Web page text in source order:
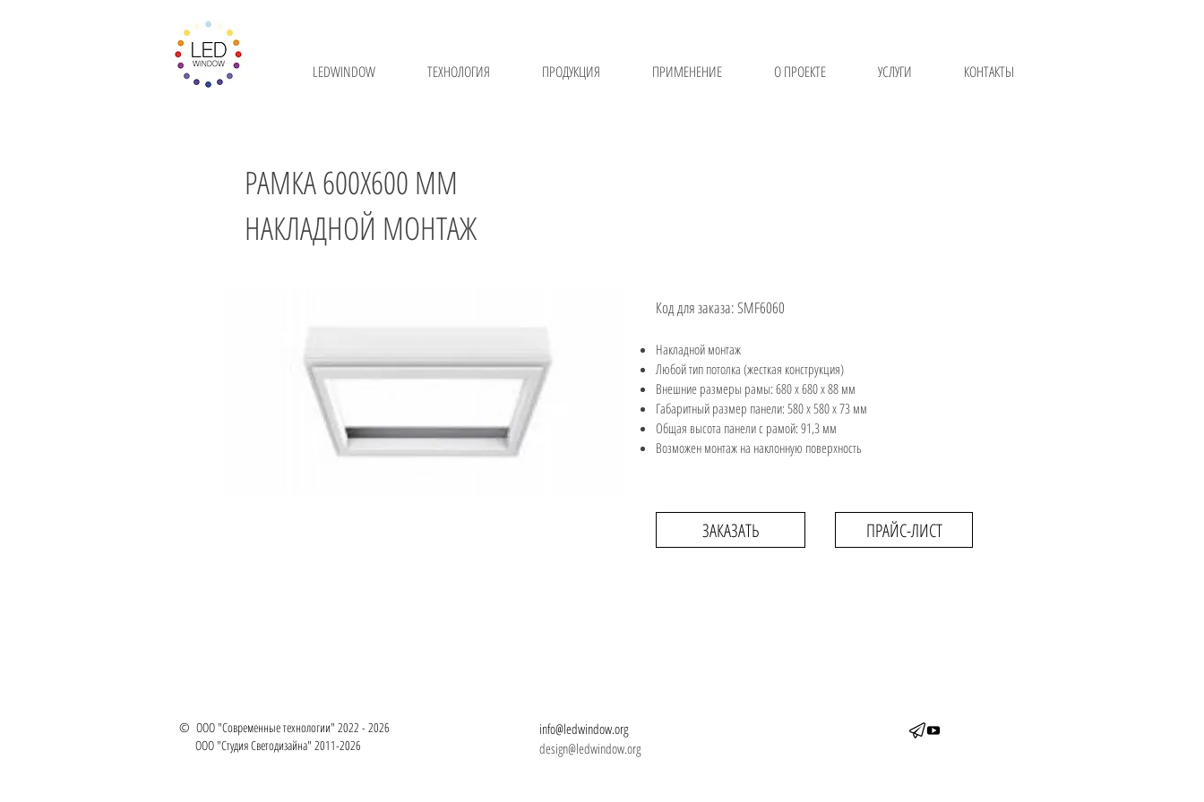
LEDWINDOW ТЕХНОЛОГИЯ ПРОДУКЦИЯ ПРИМЕНЕНИЕ О ПРОЕКТЕ УСЛУГИ КОНТАКТЫ
РАМКА 600Х600 ММ
НАКЛАДНОЙ МОНТАЖ
Код для заказа: SMF6060
Накладной монтаж
Любой тип потолка (жесткая конструкция)
Внешние размеры рамы: 680 х 680 х 88 мм
Габаритный размер панели: 580 х 580 х 73 мм
Общая высота панели с рамой: 91,3 мм
Возможен монтаж на наклонную поверхность
ЗАКАЗАТЬ ПРАЙС-ЛИСТ
© ООО "Современные технологии" 2022 - 2026
ООО "Студия Светодизайна" 2011-2026
info@ledwindow.org
design@ledwindow.org